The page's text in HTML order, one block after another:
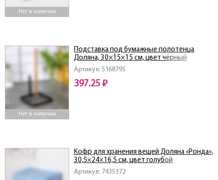
Нет в наличии
Нет в наличии
Артикул: 5168795
Подставка под бумажные полотенца
Доляна, 30×15×15 см, цвет чёрный
397.25 ₽
Артикул: 7435372
Кофр для хранения вещей Доляна «Ронда»,
30,5×24×16,5 см, цвет голубой